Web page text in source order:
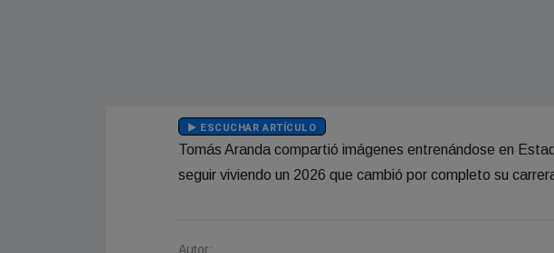
ESCUCHAR ARTÍCULO
Tomás Aranda compartió imágenes entrenándose en
seguir viviendo un 2026 que cambió por completo su
Autor: